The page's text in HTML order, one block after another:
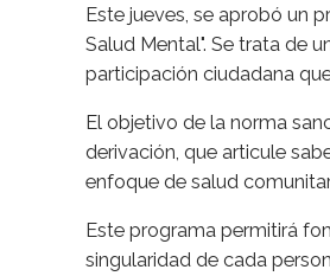
Este jueves, se aprobó un
Salud Mental". Se trata de
participación ciudadana
El objetivo de la norma
derivación, que articule
enfoque de salud
Este programa permitirá
singularidad de cada